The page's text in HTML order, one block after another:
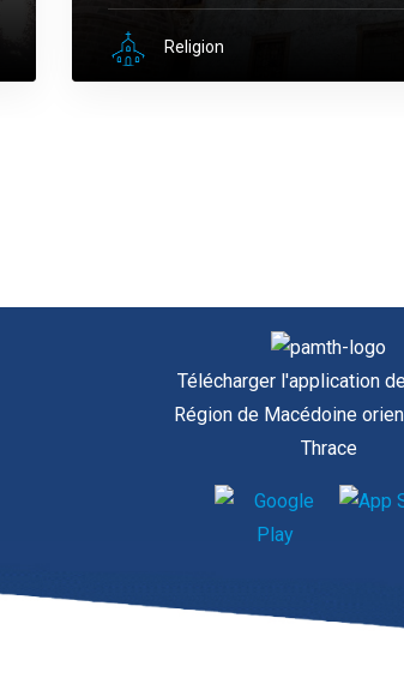
Religion
Télécharger l'application
Région de Macédoine
Thrace